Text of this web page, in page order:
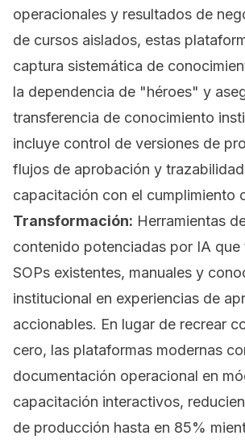
operacionales y resultados de
de cursos aislados, estas
captura sistemática de
la dependencia de "héroes" y
transferencia de conocimiento
incluye control de versiones de
flujos de aprobación y
capacitación con el cumplimiento
Transformación: Herramientas
contenido potenciadas por IA que
SOPs existentes, manuales y
institucional en experiencias de
accionables. En lugar de recrear
cero, las plataformas modernas
documentación operacional en
capacitación interactivos,
de producción hasta en 85%